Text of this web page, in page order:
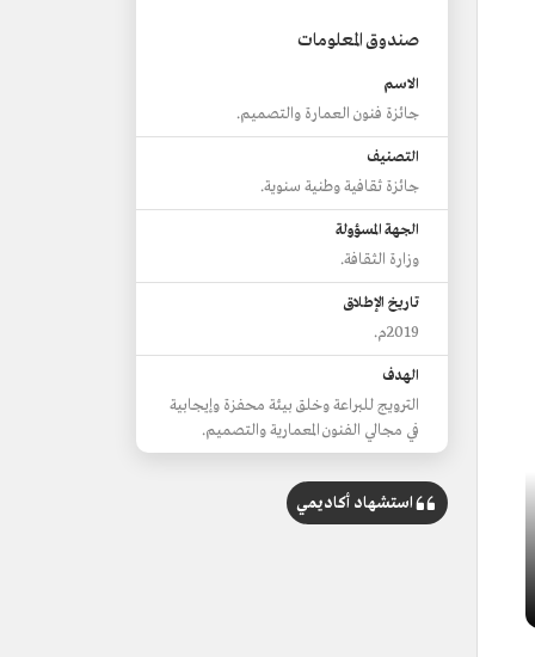
صندوق المعلومات
الاسم
جائزة فنون العمارة والتصميم.
التصنيف
جائزة ثقافية وطنية سنوية.
الجهة المسؤولة
وزارة الثقافة.
تاريخ الإطلاق
2019م.
الهدف
الترويج للبراعة وخلق بيئة محفزة وإيجابية
في مجالي الفنون المعمارية والتصميم.
استشهاد أكاديمي